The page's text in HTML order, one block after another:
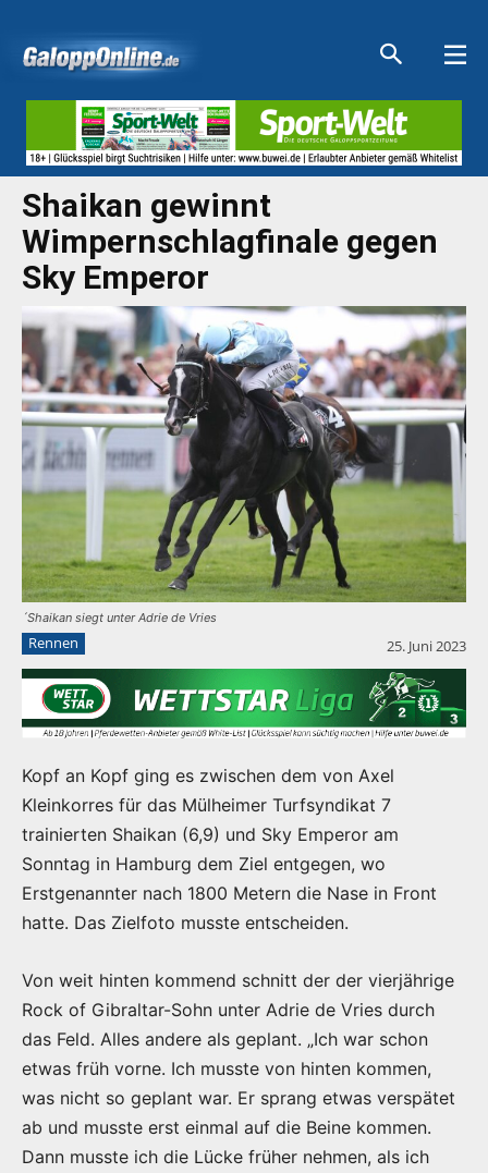
Shaikan gewinnt
Wimpernschlagfinale gegen
Sky Emperor
´Shaikan siegt unter Adrie de Vries
Rennen 25. Juni 2023
Kopf an Kopf ging es zwischen dem von Axel
Kleinkorres für das Mülheimer Turfsyndikat 7
trainierten Shaikan (6,9) und Sky Emperor am
Sonntag in Hamburg dem Ziel entgegen, wo
Erstgenannter nach 1800 Metern die Nase in Front
hatte. Das Zielfoto musste entscheiden.
Von weit hinten kommend schnitt der der vierjährige
Rock of Gibraltar-Sohn unter Adrie de Vries durch
das Feld. Alles andere als geplant. „Ich war schon
etwas früh vorne. Ich musste von hinten kommen,
was nicht so geplant war. Er sprang etwas verspätet
ab und musste erst einmal auf die Beine kommen.
Dann musste ich die Lücke früher nehmen, als ich